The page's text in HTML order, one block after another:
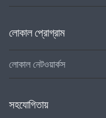
লোকাল প্রোগ্রাম
লোকাল নেটওয়ার্কস
সহযোগিতায়